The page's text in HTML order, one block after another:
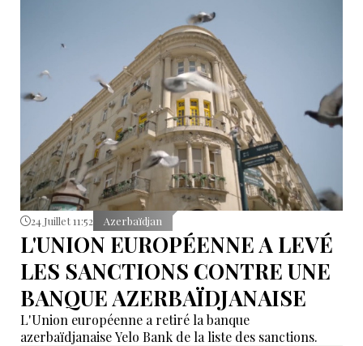
24 Juillet 11:52 Azerbaïdjan
L'UNION EUROPÉENNE A LEVÉ
LES SANCTIONS CONTRE UNE
BANQUE AZERBAÏDJANAISE
L'Union européenne a retiré la banque
azerbaïdjanaise Yelo Bank de la liste des sanctions.